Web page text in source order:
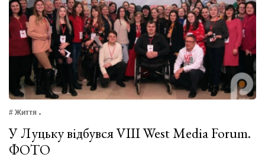
# Життя
У Луцьку відбувся VIII West Media Forum.
ФОТО